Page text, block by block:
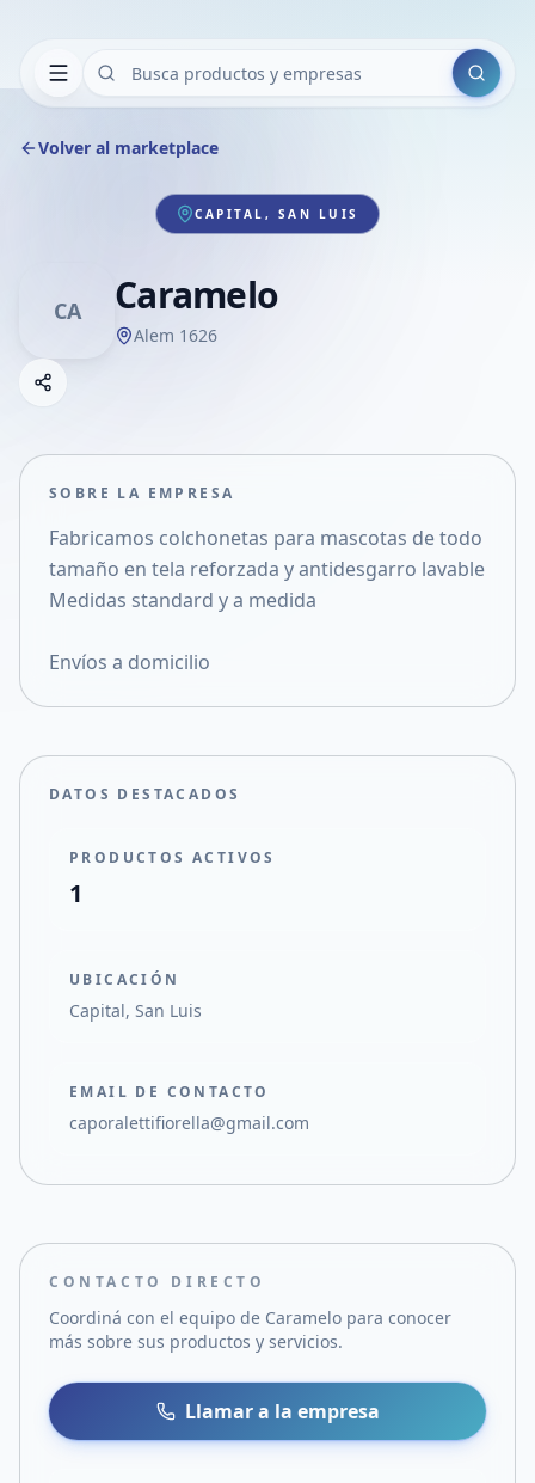
Buscar
Volver al marketplace
CAPITAL, SAN LUIS
CA Caramelo
Alem 1626
Compartir empresa
Compartir en X
SOBRE LA EMPRESA
Fabricamos colchonetas para mascotas de todo
tamaño en tela reforzada y antidesgarro lavable
Medidas standard y a medida
Envíos a domicilio
DATOS DESTACADOS
PRODUCTOS ACTIVOS
1
UBICACIÓN
Capital, San Luis
EMAIL DE CONTACTO
caporalettifiorella@gmail.com
CONTACTO DIRECTO
Coordiná con el equipo de Caramelo para conocer
más sobre sus productos y servicios.
Llamar a la empresa